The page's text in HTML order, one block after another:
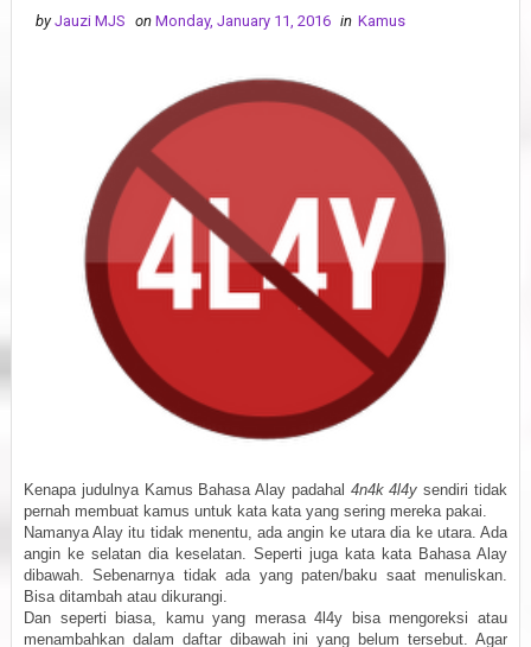
by Jauzi MJS on Monday, January 11, 2016 in Kamus
Kenapa judulnya Kamus Bahasa Alay padahal 4n4k 4l4ysendiri tidak
pernah membuat kamus untuk kata kata yang sering mereka pakai.
Namanya Alay itu tidak menentu, ada angin ke utara dia ke utara. Ada
angin ke selatan dia keselatan. Seperti juga kata kata Bahasa Alay
dibawah. Sebenarnya tidak ada yang paten/baku saat menuliskan.
Bisa ditambah atau dikurangi.
Dan seperti biasa, kamu yang merasa 4l4y bisa mengoreksi atau
menambahkan dalam daftar dibawah ini yang belum tersebut. Agar